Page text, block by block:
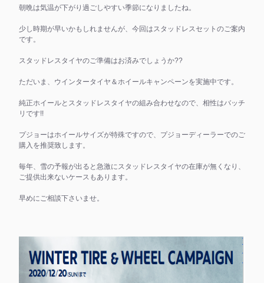
朝晩は気温が下がり過ごしやすい季節になりましたね。
少し時期が早いかもしれませんが、今回はスタッドレスセットのご案内
です。
スタッドレスタイヤのご準備はお済みでしょうか??
ただいま、ウインタータイヤ＆ホイールキャンペーンを実施中です。
純正ホイールとスタッドレスタイヤの組み合わせなので、相性はバッチ
リです!!
プジョーはホイールサイズが特殊ですので、プジョーディーラーでのご
購入を推奨致します。
毎年、雪の予報が出ると急激にスタッドレスタイヤの在庫が無くなり、
ご提供出来ないケースもあります。
早めにご相談下さいませ。